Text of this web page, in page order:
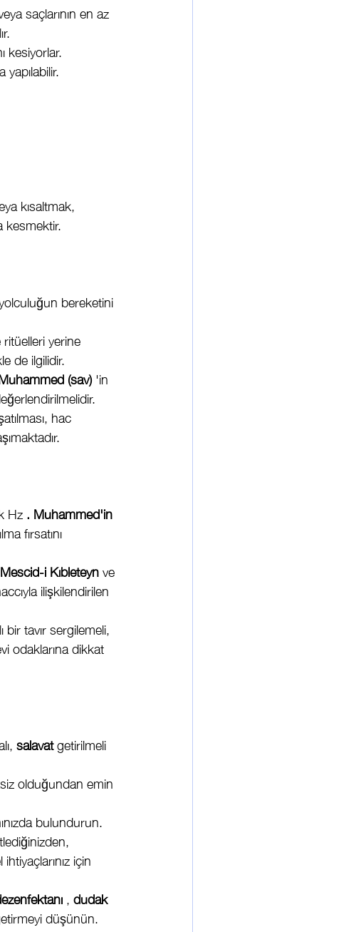
saçlarının en az
kesiyorlar.
kısaltmak,
kesmektir.
bereketini
ritüelleri yerine
de ilgilidir.
(sav) 'in
hac
Hz . Muhammed'in
fırsatını
Mescid-i Kıbleteyn ve
ilişkilendirilen
bir tavır sergilemeli,
odaklarına dikkat
salavat getirilmeli
olduğundan emin
bulundurun.
için
, dudak
düşünün.